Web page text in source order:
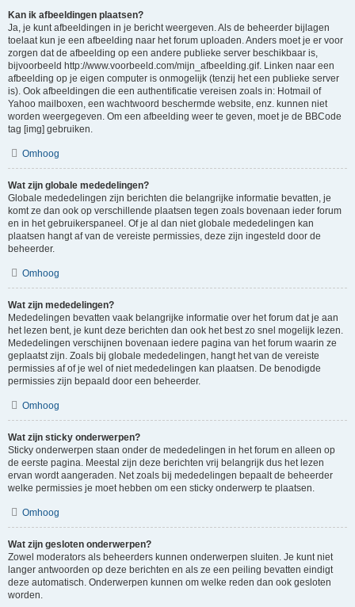
Kan ik afbeeldingen plaatsen?
Ja, je kunt afbeeldingen in je bericht weergeven. Als de beheerder bijlagen
toelaat kun je een afbeelding naar het forum uploaden. Anders moet je er voor
zorgen dat de afbeelding op een andere publieke server beschikbaar is,
bijvoorbeeld http://www.voorbeeld.com/mijn_afbeelding.gif. Linken naar een
afbeelding op je eigen computer is onmogelijk (tenzij het een publieke server
is). Ook afbeeldingen die een authentificatie vereisen zoals in: Hotmail of
Yahoo mailboxen, een wachtwoord beschermde website, enz. kunnen niet
worden weergegeven. Om een afbeelding weer te geven, moet je de BBCode
tag [img] gebruiken.
Omhoog
Wat zijn globale mededelingen?
Globale mededelingen zijn berichten die belangrijke informatie bevatten, je
komt ze dan ook op verschillende plaatsen tegen zoals bovenaan ieder forum
en in het gebruikerspaneel. Of je al dan niet globale mededelingen kan
plaatsen hangt af van de vereiste permissies, deze zijn ingesteld door de
beheerder.
Omhoog
Wat zijn mededelingen?
Mededelingen bevatten vaak belangrijke informatie over het forum dat je aan
het lezen bent, je kunt deze berichten dan ook het best zo snel mogelijk lezen.
Mededelingen verschijnen bovenaan iedere pagina van het forum waarin ze
geplaatst zijn. Zoals bij globale mededelingen, hangt het van de vereiste
permissies af of je wel of niet mededelingen kan plaatsen. De benodigde
permissies zijn bepaald door een beheerder.
Omhoog
Wat zijn sticky onderwerpen?
Sticky onderwerpen staan onder de mededelingen in het forum en alleen op
de eerste pagina. Meestal zijn deze berichten vrij belangrijk dus het lezen
ervan wordt aangeraden. Net zoals bij mededelingen bepaalt de beheerder
welke permissies je moet hebben om een sticky onderwerp te plaatsen.
Omhoog
Wat zijn gesloten onderwerpen?
Zowel moderators als beheerders kunnen onderwerpen sluiten. Je kunt niet
langer antwoorden op deze berichten en als ze een peiling bevatten eindigt
deze automatisch. Onderwerpen kunnen om welke reden dan ook gesloten
worden.